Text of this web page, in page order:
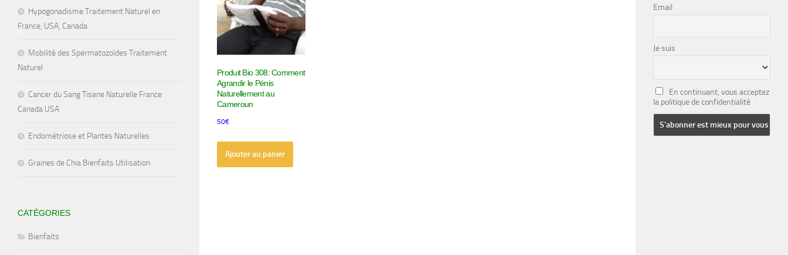
Produit Bio 308: Comment
Agrandir le Pénis
Naturellement au
Cameroun
50€
Ajouter au panier
Hypogonadisme Traitement Naturel en
France, USA, Canada
Mobilité des Spermatozoïdes Traitement
Naturel
Cancer du Sang Tisane Naturelle France
Canada USA
Endométriose et Plantes Naturelles
Graines de Chia Bienfaits Utilisation
CATÉGORIES
Bienfaits
Email
Je suis
En continuant, vous acceptez
la politique de confidentialité